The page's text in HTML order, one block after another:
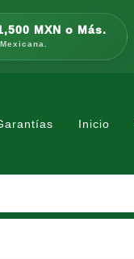
MXN o Más.
Inicio